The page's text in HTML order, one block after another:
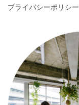
プライバシーポリシー